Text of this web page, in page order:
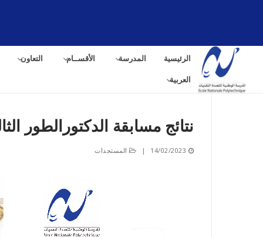
الرئيسية المدرسة الأقســام التعاون
العربية
نتائج مسابقة الدكتورالطور الثالث
14/02/2023
| المستجدات